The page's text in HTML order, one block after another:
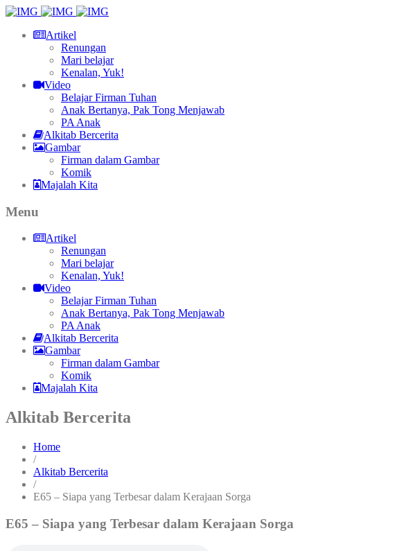
Artikel
Renungan
Mari belajar
Kenalan, Yuk!
Video
Belajar Firman Tuhan
Anak Bertanya, Pak Tong Menjawab
PA Anak
Alkitab Bercerita
Gambar
Firman dalam Gambar
Komik
Majalah Kita
Menu
Artikel
Renungan
Mari belajar
Kenalan, Yuk!
Video
Belajar Firman Tuhan
Anak Bertanya, Pak Tong Menjawab
PA Anak
Alkitab Bercerita
Gambar
Firman dalam Gambar
Komik
Majalah Kita
Alkitab Bercerita
Home
/
Alkitab Bercerita
/
E65 – Siapa yang Terbesar dalam Kerajaan Sorga
E65 – Siapa yang Terbesar dalam Kerajaan Sorga